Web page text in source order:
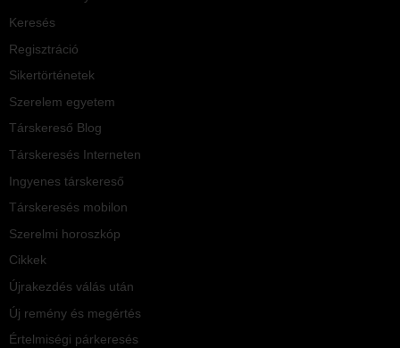
Keresés
Regisztráció
Sikertörténetek
Szerelem egyetem
Társkereső Blog
Társkeresés Interneten
Ingyenes társkereső
Társkeresés mobilon
Szerelmi horoszkóp
Cikkek
Újrakezdés válás után
Új remény és megértés
Értelmiségi párkeresés